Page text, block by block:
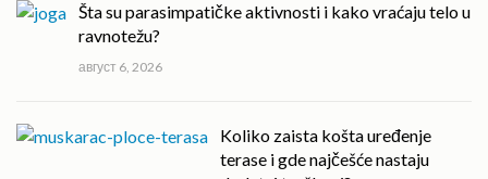
Šta su parasimpatičke aktivnosti i kako vraćaju telo u
ravnotežu?
август 6, 2026
Koliko zaista košta uređenje
terase i gde najčešće nastaju